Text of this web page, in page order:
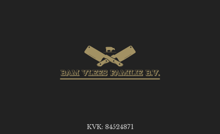
KVK: 84524871